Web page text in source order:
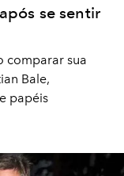
se sentir
comparar sua
Bale,
papéis